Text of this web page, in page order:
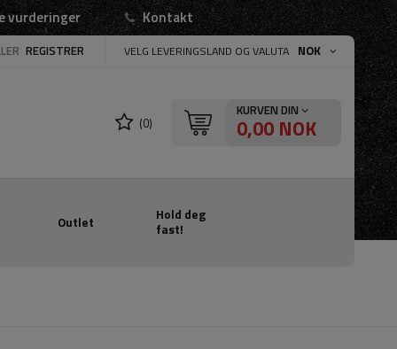
vurderinger Kontakt
REGISTRER VELG LEVERINGSLAND OG VALUTA NOK
(0)
KURVEN DIN
0,00 NOK
Outlet
Hold deg
fast!